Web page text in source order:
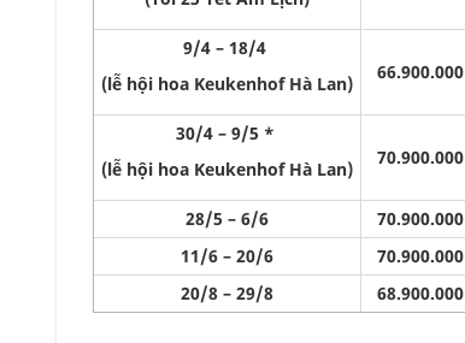
9/4 – 18/4
(lễ hội hoa Keukenhof Hà Lan)
66.900.000
30/4 – 9/5 *
(lễ hội hoa Keukenhof Hà Lan)
70.900.000
28/5 – 6/6 70.900.000
11/6 – 20/6
70.900.000
20/8 – 29/8
68.900.000